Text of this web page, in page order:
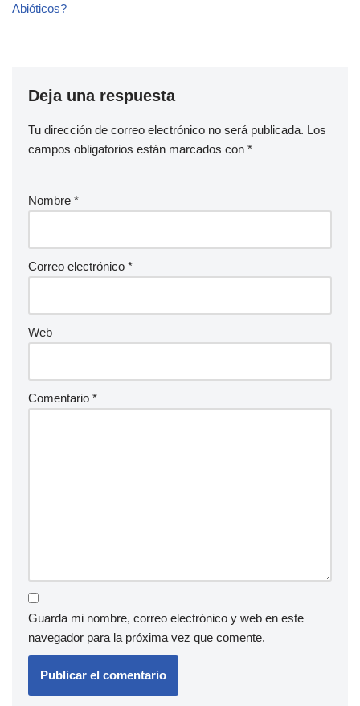
Abióticos?
Deja una respuesta
Tu dirección de correo electrónico no será publicada. Los
campos obligatorios están marcados con *
Nombre *
Correo electrónico *
Web
Comentario *
Guarda mi nombre, correo electrónico y web en este
navegador para la próxima vez que comente.